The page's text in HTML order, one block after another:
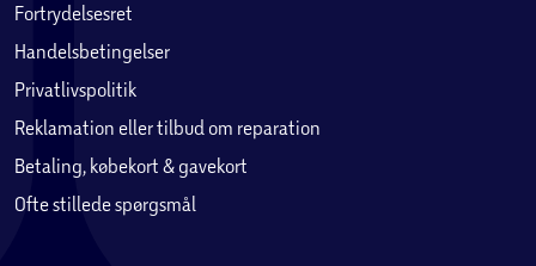
Fortrydelsesret
Handelsbetingelser
Privatlivspolitik
Reklamation eller tilbud om reparation
Betaling, købekort & gavekort
Ofte stillede spørgsmål